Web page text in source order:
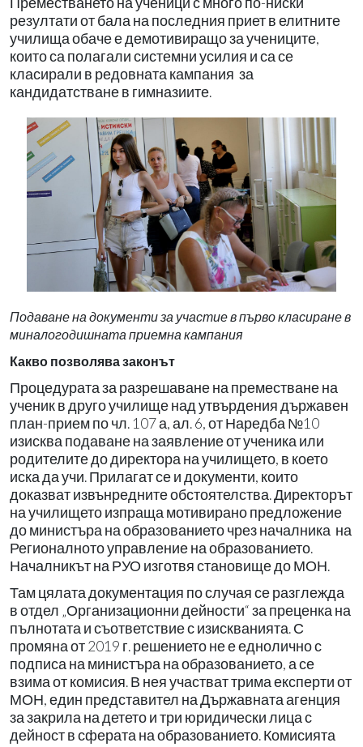
резултати от бала на последния приет в елитните
училища обаче е демотивиращо за учениците,
които са полагали системни усилия и са се
класирали в редовната кампания за
кандидатстване в гимназиите.
Подаване на документи за участие в първо класиране в
миналогодишната приемна кампания
Какво позволява законът
Процедурата за разрешаване на преместване на
ученик в друго училище над утвърдения държавен
план-прием по чл. 107 а, ал. 6, от Наредба №10
изисква подаване на заявление от ученика или
родителите до директора на училището, в което
иска да учи. Прилагат се и документи, които
доказват извънредните обстоятелства. Директорът
на училището изпраща мотивирано предложение
до министъра на образованието чрез началника на
Регионалното управление на образованието.
Началникът на РУО изготвя становище до МОН.
Там цялата документация по случая се разглежда
в отдел „Организационни дейности“ за преценка на
пълнотата и съответствие с изискванията. С
промяна от 2019 г. решението не е еднолично с
подписа на министъра на образованието, а се
взима от комисия. В нея участват трима експерти от
МОН, един представител на Държавната агенция
за закрила на детето и три юридически лица с
дейност в сферата на образованието. Комисията